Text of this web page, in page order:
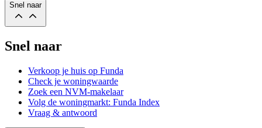
Snel naar
Snel naar
Verkoop je huis op Funda
Check je woningwaarde
Zoek een NVM-makelaar
Volg de woningmarkt: Funda Index
Vraag & antwoord